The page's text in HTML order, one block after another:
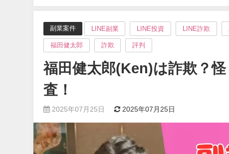
副業案件 LINE副業 LINE投資 LINE詐欺
福田健太郎 詐欺 評判
福田健太郎(Ken)は詐欺？
査！
2025年07月25日 2025年07月25日